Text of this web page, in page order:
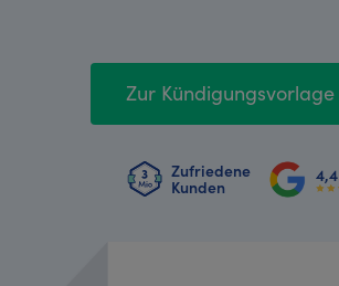
Zur Kündigungsvorlage
Zufriedene
Kunden
4,4